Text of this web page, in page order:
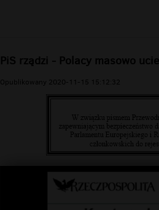
PiS rządzi - Polacy masowo
Opublikowany 2020-11-15 15:12:32